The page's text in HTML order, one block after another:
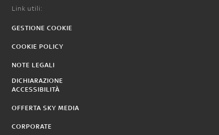
Link utili:
GESTIONE COOKIE
COOKIE POLICY
NOTE LEGALI
DICHIARAZIONE
ACCESSIBILITÀ
OFFERTA SKY MEDIA
CORPORATE